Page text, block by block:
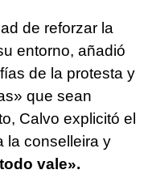
de reforzar la
entorno, añadió
de la protesta y
» que sean
Calvo explicitó el
la conselleira y
vale».